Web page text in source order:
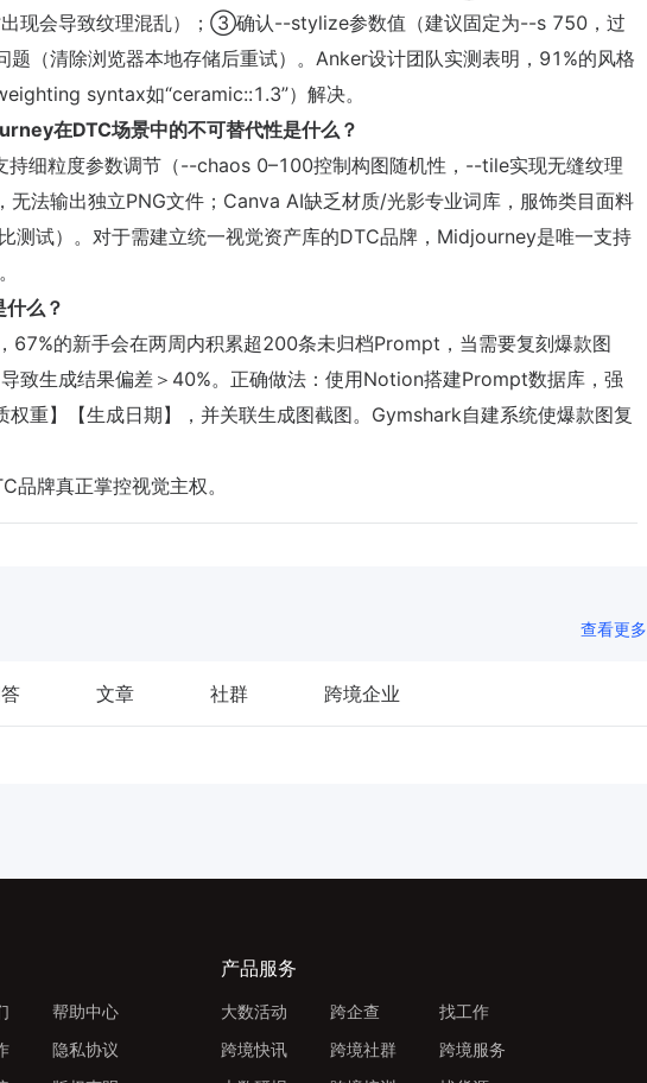
出现会导致纹理混乱）；③确认--stylize参数值（建议固定为--s 750，过
（清除浏览器本地存储后重试）。Anker设计团队实测表明，91%的风格
syntax如“ceramic::1.3”）解决。
在DTC场景中的不可替代性是什么？
细粒度参数调节（--chaos 0–100控制构图随机性，--tile实现无缝纹理
法输出独立PNG文件；Canva AI缺乏材质/光影专业词库，服饰类目面料
试）。对于需建立统一视觉资产库的DTC品牌，Midjourney是唯一支持
么？
67%的新手会在两周内积累超200条未归档Prompt，当需要复刻爆款图
致生成结果偏差＞40%。正确做法：使用Notion搭建Prompt数据库，强
重】【生成日期】，并关联生成图截图。Gymshark自建系统使爆款图复
牌真正掌控视觉主权。
查看更多
文章 社群 跨境企业
帮助中心
隐私协议
产品服务
大数活动
跨境快讯
跨企查
跨境社群
找工作
跨境服务